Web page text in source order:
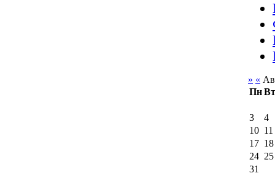
» «
ПнВт
3
4
10 11
17 18
24 25
31